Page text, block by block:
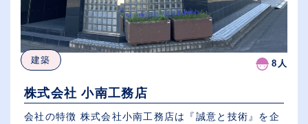
建築 8人
株式会社 小南工務店
会社の特徴 株式会社小南工務店は『誠意と技術』を企